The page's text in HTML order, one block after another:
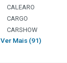
CALEARO
CARGO
CARSHOW
Ver Mais (91)